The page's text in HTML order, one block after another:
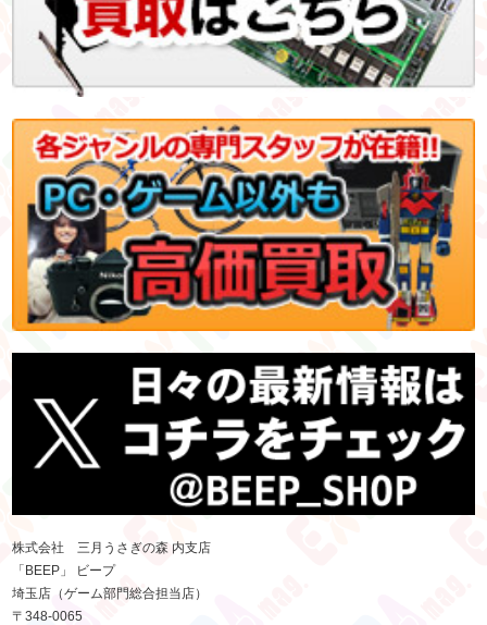
株式会社 三月うさぎの森 内支店
「BEEP」 ビープ
埼玉店（ゲーム部門総合担当店）
〒348-0065